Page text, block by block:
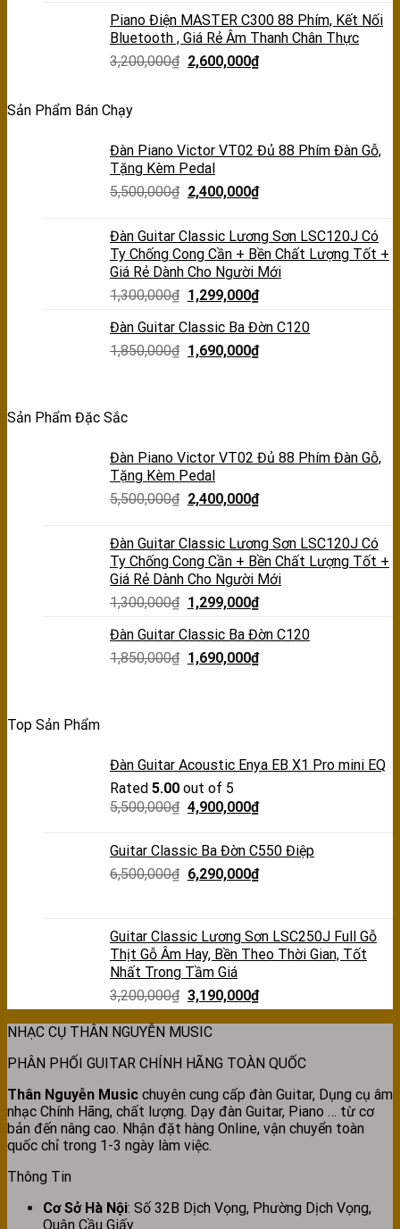
Piano Điện MASTER C300 88 Phím, Kết Nối
Bluetooth , Giá Rẻ Âm Thanh Chân Thực
3,200,000₫ 2,600,000₫
Sản Phẩm Bán Chạy
Đàn Piano Victor VT02 Đủ 88 Phím Đàn Gỗ,
Tặng Kèm Pedal
5,500,000₫ 2,400,000₫
Đàn Guitar Classic Lương Sơn LSC120J Có
Ty Chống Cong Cần + Bền Chất Lượng Tốt +
Giá Rẻ Dành Cho Người Mới
1,300,000₫ 1,299,000₫
Đàn Guitar Classic Ba Đờn C120
1,850,000₫ 1,690,000₫
Sản Phẩm Đặc Sắc
Đàn Piano Victor VT02 Đủ 88 Phím Đàn Gỗ,
Tặng Kèm Pedal
5,500,000₫ 2,400,000₫
Đàn Guitar Classic Lương Sơn LSC120J Có
Ty Chống Cong Cần + Bền Chất Lượng Tốt +
Giá Rẻ Dành Cho Người Mới
1,300,000₫ 1,299,000₫
Đàn Guitar Classic Ba Đờn C120
1,850,000₫ 1,690,000₫
Top Sản Phẩm
Đàn Guitar Acoustic Enya EB X1 Pro mini EQ
Rated 5.00 out of 5
5,500,000₫ 4,900,000₫
Guitar Classic Ba Đờn C550 Điệp
6,500,000₫ 6,290,000₫
Guitar Classic Lương Sơn LSC250J Full Gỗ
Thịt Gỗ Âm Hay, Bền Theo Thời Gian, Tốt
Nhất Trong Tầm Giá
3,200,000₫ 3,190,000₫
NHẠC CỤ THÂN NGUYỄN MUSIC
PHÂN PHỐI GUITAR CHÍNH HÃNG TOÀN QUỐC
Thân Nguyễn Music chuyên cung cấp đàn Guitar, Dụng cụ âm
nhạc Chính Hãng, chất lượng. Dạy đàn Guitar, Piano … từ cơ
bản đến nâng cao. Nhận đặt hàng Online, vận chuyển toàn
quốc chỉ trong 1-3 ngày làm việc.
Thông Tin
Cơ Sở Hà Nội: Số 32B Dịch Vọng, Phường Dịch Vọng,
Quận Cầu Giấy